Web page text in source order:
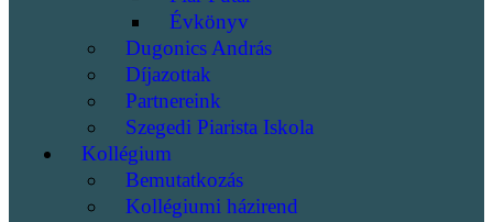
Évkönyv
Dugonics András
Díjazottak
Partnereink
Szegedi Piarista Iskola
Kollégium
Bemutatkozás
Kollégiumi házirend